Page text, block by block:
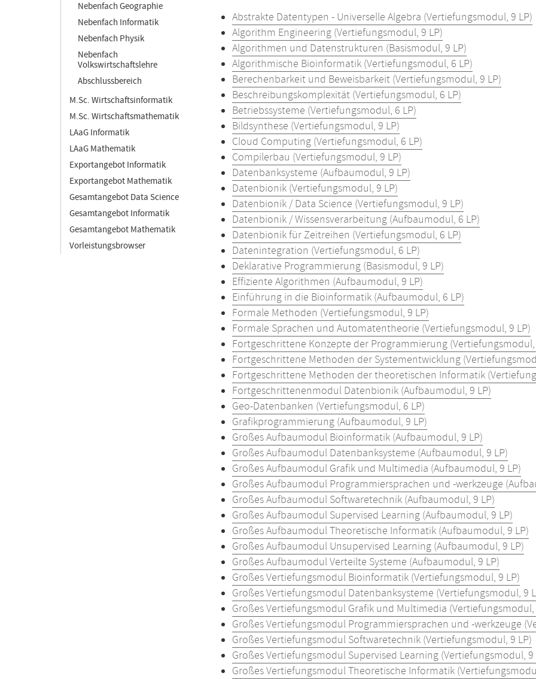
Nebenfach Geographie
Nebenfach Informatik
Nebenfach Physik
Nebenfach
Volkswirtschaftslehre
Abschlussbereich
M.Sc. Wirtschaftsinformatik
M.Sc. Wirtschaftsmathematik
LAaG Informatik
LAaG Mathematik
Exportangebot Informatik
Exportangebot Mathematik
Gesamtangebot Data Science
Gesamtangebot Informatik
Gesamtangebot Mathematik
Vorleistungsbrowser
Abstrakte Datentypen - Universelle Algebra (Vertiefungsmodul, 9 LP)
Algorithm Engineering (Vertiefungsmodul, 9 LP)
Algorithmen und Datenstrukturen (Basismodul, 9 LP)
Algorithmische Bioinformatik (Vertiefungsmodul, 6 LP)
Berechenbarkeit und Beweisbarkeit (Vertiefungsmodul, 9 LP)
Beschreibungskomplexität (Vertiefungsmodul, 6 LP)
Betriebssysteme (Vertiefungsmodul, 6 LP)
Bildsynthese (Vertiefungsmodul, 9 LP)
Cloud Computing (Vertiefungsmodul, 6 LP)
Compilerbau (Vertiefungsmodul, 9 LP)
Datenbanksysteme (Aufbaumodul, 9 LP)
Datenbionik (Vertiefungsmodul, 9 LP)
Datenbionik / Data Science (Vertiefungsmodul, 9 LP)
Datenbionik / Wissensverarbeitung (Aufbaumodul, 6 LP)
Datenbionik für Zeitreihen (Vertiefungsmodul, 6 LP)
Datenintegration (Vertiefungsmodul, 6 LP)
Deklarative Programmierung (Basismodul, 9 LP)
Effiziente Algorithmen (Aufbaumodul, 9 LP)
Einführung in die Bioinformatik (Aufbaumodul, 6 LP)
Formale Methoden (Vertiefungsmodul, 9 LP)
Formale Sprachen und Automatentheorie (Vertiefungsmodul, 9 LP)
Fortgeschrittene Konzepte der Programmierung (Vertiefungsmodul,
Fortgeschrittene Methoden der Systementwicklung
Fortgeschrittene Methoden der theoretischen Informatik
Fortgeschrittenenmodul Datenbionik (Aufbaumodul, 9 LP)
Geo-Datenbanken (Vertiefungsmodul, 6 LP)
Grafikprogrammierung (Aufbaumodul, 9 LP)
Großes Aufbaumodul Bioinformatik (Aufbaumodul, 9 LP)
Großes Aufbaumodul Datenbanksysteme (Aufbaumodul, 9 LP)
Großes Aufbaumodul Grafik und Multimedia (Aufbaumodul, 9 LP)
Großes Aufbaumodul Programmiersprachen und -werkzeuge
Großes Aufbaumodul Softwaretechnik (Aufbaumodul, 9 LP)
Großes Aufbaumodul Supervised Learning (Aufbaumodul, 9 LP)
Großes Aufbaumodul Theoretische Informatik (Aufbaumodul, 9 LP)
Großes Aufbaumodul Unsupervised Learning (Aufbaumodul, 9 LP)
Großes Aufbaumodul Verteilte Systeme (Aufbaumodul, 9 LP)
Großes Vertiefungsmodul Bioinformatik (Vertiefungsmodul, 9 LP)
Großes Vertiefungsmodul Datenbanksysteme (Vertiefungsmodul, 9
Großes Vertiefungsmodul Grafik und Multimedia (Vertiefungsmodul,
Großes Vertiefungsmodul Programmiersprachen und -werkzeuge
Großes Vertiefungsmodul Softwaretechnik (Vertiefungsmodul, 9 LP)
Großes Vertiefungsmodul Supervised Learning (Vertiefungsmodul, 9
Großes Vertiefungsmodul Theoretische Informatik